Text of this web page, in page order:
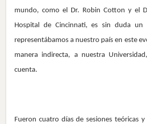
mundo, como el Dr. Robin Cotton y el
Hospital de Cincinnati, es sin duda
representábamos a nuestro país en este
manera indirecta, a nuestra
cuenta.
Fueron cuatro días de sesiones teóricas